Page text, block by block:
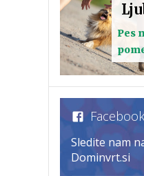
Pes
Facebook
Sledite nam
Dominvrt.si